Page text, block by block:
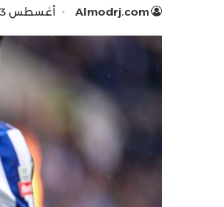
Almodrj.com أغسطس 23, 2025